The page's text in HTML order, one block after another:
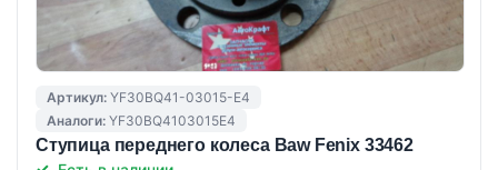
Артикул: YF30BQ41-03015-E4
Аналоги: YF30BQ4103015E4
Cтупица переднего колеса Baw Fenix 33462